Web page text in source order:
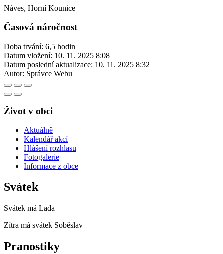
Náves, Horní Kounice
Časová náročnost
Doba trvání: 6,5 hodin
Datum vložení: 10. 11. 2025 8:08
Datum poslední aktualizace: 10. 11. 2025 8:32
Autor: Správce Webu
Život v obci
Aktuálně
Kalendář akcí
Hlášení rozhlasu
Fotogalerie
Informace z obce
Svátek
Svátek má Lada
Zítra má svátek Soběslav
Pranostiky